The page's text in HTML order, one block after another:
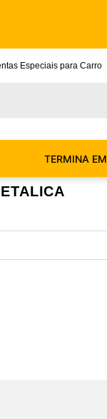
Especiais para Carro
TERMINA EM